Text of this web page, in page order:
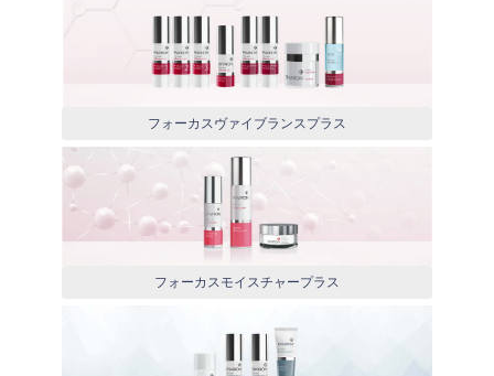
フォーカスヴァイブランスプラス
フォーカスモイスチャープラス